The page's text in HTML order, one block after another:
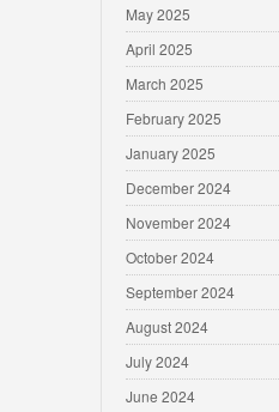
May 2025
April 2025
March 2025
February 2025
January 2025
December 2024
November 2024
October 2024
September 2024
August 2024
July 2024
June 2024